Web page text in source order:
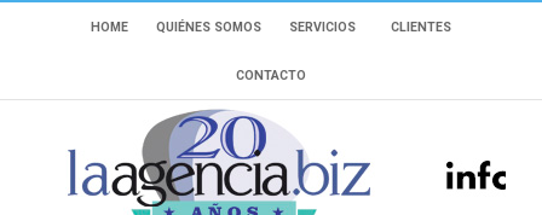
HOME QUIÉNES SOMOS SERVICIOS CLIENTES
CONTACTO